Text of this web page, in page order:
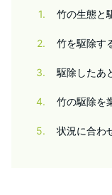
1 竹の生態と
2 竹を駆除す
3 駆除したあ
4 竹の駆除を
5 状況に合わ